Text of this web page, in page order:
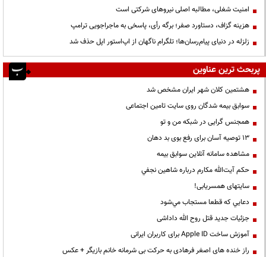
‌امنیت شغلی، مطالبه اصلی نیروهای شرکتی است
هزینه گزاف، دستاورد صفر؛ برگه رأی، پاسخی به ماجراجویی ترامپ
زلزله در دنیای پیام‌رسان‌ها؛ تلگرام ناگهان از اپ‌استور اپل حذف شد
پربحث ترین عناوین
هشتمین کلان شهر ایران مشخص شد
سوابق بیمه شدگان روی سایت تامین اجتماعی
همجنس گرایی در شبکه من و تو
13 توصیه آسان برای رفع بوی بد دهان
مشاهده سامانه آنلاين سوابق بیمه
حكم آيت‌الله مكارم درباره شاهين نجفي
سایتهای همسریابی!
دعايي كه قطعا مستجاب مي‌شود
جزئیات جدید قتل روح الله داداشی
آموزش ساخت Apple ID برای کاربران ایرانی
راز خنده های اصغر فرهادی به حرکت بی شرمانه خانم بازیگر + عکس